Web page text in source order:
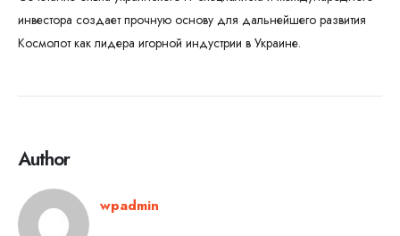
инвестора создает прочную основу для дальнейшего развития
Космолот как лидера игорной индустрии в Украине.
Author
wpadmin